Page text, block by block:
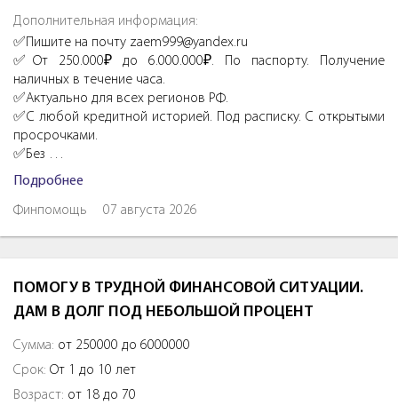
Дополнительная информация:
✅Пишите на почту zaem999@yandex.ru
✅От 250.000₽ до 6.000.000₽. По паспорту. Получение
наличных в течение часа.
✅Актуально для всех регионов РФ.
✅С любой кредитной историей. Под расписку. С открытыми
просрочками.
✅Без …
Подробнее
Финпомощь 07 августа 2026
ПОМОГУ В ТРУДНОЙ ФИНАНСОВОЙ СИТУАЦИИ.
ДАМ В ДОЛГ ПОД НЕБОЛЬШОЙ ПРОЦЕНТ
Сумма: от 250000 до 6000000
Срок: От 1 до 10 лет
Возраст: от 18 до 70